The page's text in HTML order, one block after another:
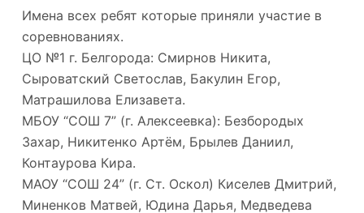
Имена всех ребят которые приняли участие в
соревнованиях.
ЦО №1 г. Белгорода: Смирнов Никита,
Сыроватский Светослав, Бакулин Егор,
Матрашилова Елизавета.
МБОУ “СОШ 7” (г. Алексеевка): Безбородых
Захар, Никитенко Артём, Брылев Даниил,
Контаурова Кира.
МАОУ “СОШ 24” (г. Ст. Оскол) Киселев Дмитрий,
Миненков Матвей, Юдина Дарья, Медведева